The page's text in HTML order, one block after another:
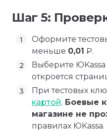
Шаг 5:
Оформите
меньше 0,01 ₽.
Выберите
откроется
При тестовых
картой. Боевые
магазине не
правилах ЮKassa.